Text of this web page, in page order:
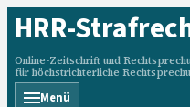
HRR-
Online-Zeitschrift und
für höchstrichterliche
Menü